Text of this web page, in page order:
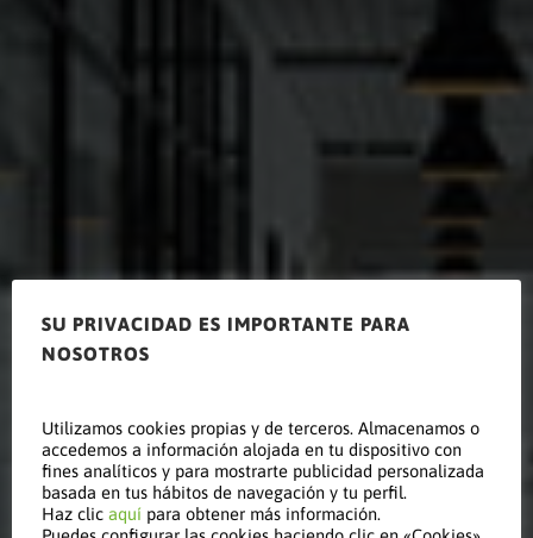
Reducción
del calor en
SU PRIVACIDAD ES IMPORTANTE PARA
NOSOTROS
Utilizamos cookies propias y de terceros. Almacenamos o
accedemos a información alojada en tu dispositivo con
fines analíticos y para mostrarte publicidad personalizada
basada en tus hábitos de navegación y tu perfil.
Haz clic aquí para obtener más información.